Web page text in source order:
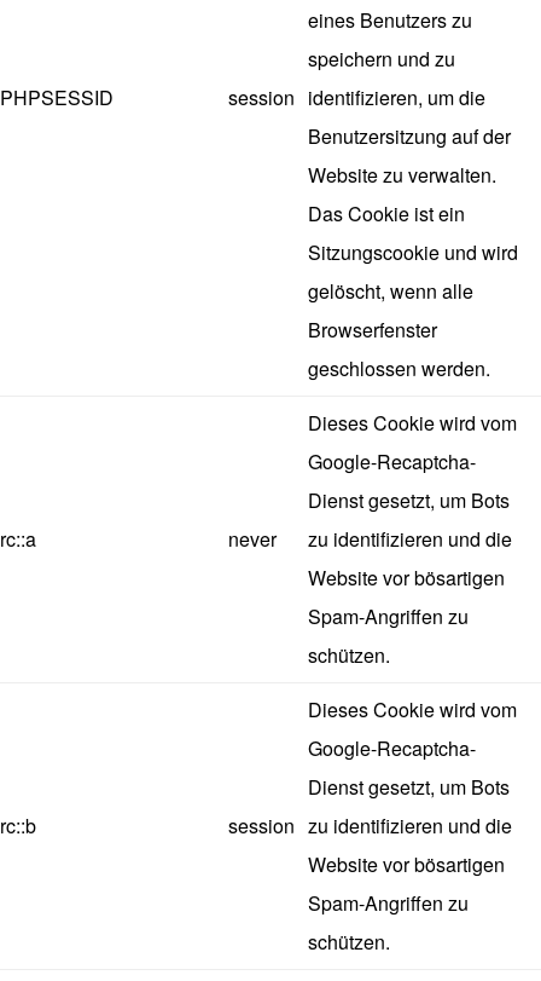
PHPSESSID session
eines Benutzers zu
speichern und zu
identifizieren, um die
Benutzersitzung auf der
Website zu verwalten.
Das Cookie ist ein
Sitzungscookie und wird
gelöscht, wenn alle
Browserfenster
geschlossen werden.
rc::a never
Dieses Cookie wird vom
Google-Recaptcha-
Dienst gesetzt, um Bots
zu identifizieren und die
Website vor bösartigen
Spam-Angriffen zu
schützen.
rc::b session
Dieses Cookie wird vom
Google-Recaptcha-
Dienst gesetzt, um Bots
zu identifizieren und die
Website vor bösartigen
Spam-Angriffen zu
schützen.